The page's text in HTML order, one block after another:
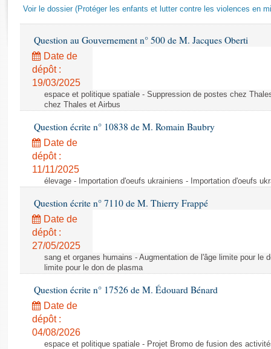
Baromètre de l’application des lois
Dossiers législatifs
Budget et sécurité sociale
Questions écrites et orales
Comptes rendus des débats
Voir le dossier (Protéger les enfants et lutter contre les violences en
Question au Gouvernement n° 500 de M. Jacques Oberti
Date de
dépôt :
19/03/2025
espace et politique spatiale - Suppression de postes chez
chez Thales et Airbus
Question écrite n° 10838 de M. Romain Baubry
Date de
dépôt :
11/11/2025
élevage - Importation d'oeufs ukrainiens - Importation d'oeufs
Question écrite n° 7110 de M. Thierry Frappé
Date de
dépôt :
27/05/2025
sang et organes humains - Augmentation de l'âge limite pour le
limite pour le don de plasma
Question écrite n° 17526 de M. Édouard Bénard
Date de
dépôt :
04/08/2026
espace et politique spatiale - Projet Bromo de fusion des